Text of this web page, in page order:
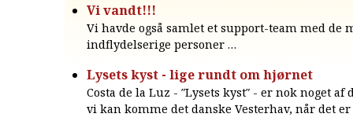
Vi vandt!!!
Vi havde også samlet et support-team med de
indflydelserige personer …
Lysets kyst - lige rundt om hjørnet
Costa de la Luz - ″Lysets kyst″ - er nok noget
vi kan komme det danske Vesterhav, når det er